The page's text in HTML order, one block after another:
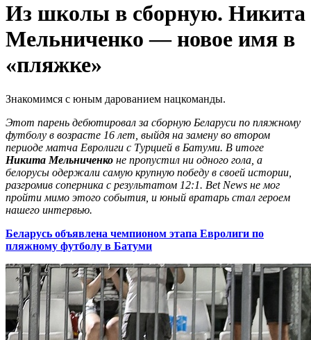
Из школы в сборную. Никита
Мельниченко — новое имя в
«пляжке»
Знакомимся с юным дарованием нацкоманды.
Этот парень дебютировал за сборную Беларуси по пляжному
футболу в возрасте 16 лет, выйдя на замену во втором
периоде матча Евролиги с Турцией в Батуми. В итоге
Никита Мельниченко не пропустил ни одного гола, а
белорусы одержали самую крупную победу в своей истории,
разгромив соперника с результатом 12:1. Bet News не мог
пройти мимо этого события, и юный вратарь стал героем
нашего интервью.
Беларусь объявлена чемпионом этапа Евролиги по
пляжному футболу в Батуми